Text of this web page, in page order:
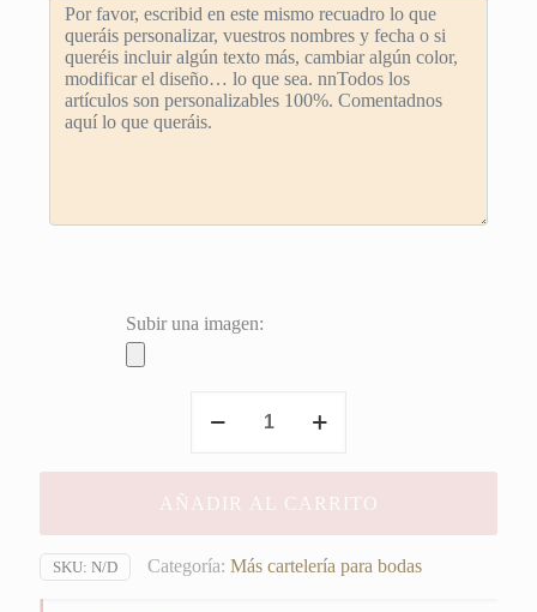
Subir una imagen:
Firmas
cantidad
AÑADIR AL CARRITO
SKU: N/D Categoría: Más cartelería para bodas